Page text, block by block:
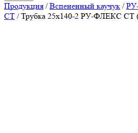
Продукция /Вспененный каучук /
СТ /Трубка 25х140-2 РУ-ФЛЕКС СТ